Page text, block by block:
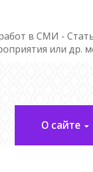
в СМИ -
или др.
О сайте